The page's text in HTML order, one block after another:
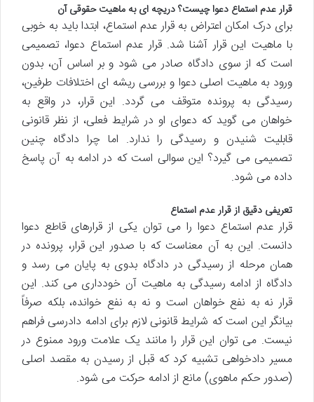
قرار عدم استماع دعوا چیست؟ دریچه ای به ماهیت حقوقی آن
برای درک امکان اعتراض به قرار عدم استماع، ابتدا باید به خوبی
با ماهیت این قرار آشنا شد. قرار عدم استماع دعوا، تصمیمی
است که از سوی دادگاه صادر می شود و بر اساس آن، بدون
ورود به ماهیت اصلی دعوا و بررسی ریشه ای اختلافات طرفین،
رسیدگی به پرونده متوقف می گردد. این قرار، در واقع به
خواهان می گوید که دعوای او در شرایط فعلی، از نظر قانونی
قابلیت شنیدن و رسیدگی را ندارد. اما چرا دادگاه چنین
تصمیمی می گیرد؟ این سوالی است که در ادامه به آن پاسخ
داده می شود.
تعریفی دقیق از قرار عدم استماع
قرار عدم استماع دعوا را می توان یکی از قرارهای قاطع دعوا
دانست. این به آن معناست که با صدور این قرار، پرونده در
همان مرحله از رسیدگی در دادگاه بدوی به پایان می رسد و
دادگاه از ادامه رسیدگی به ماهیت آن خودداری می کند. این
قرار نه به نفع خواهان است و نه به نفع خوانده، بلکه صرفاً
بیانگر این است که شرایط قانونی لازم برای ادامه دادرسی فراهم
نیست. می توان این قرار را مانند یک علامت ورود ممنوع در
مسیر دادخواهی تشبیه کرد که قبل از رسیدن به مقصد اصلی
(صدور حکم ماهوی) مانع از ادامه حرکت می شود.